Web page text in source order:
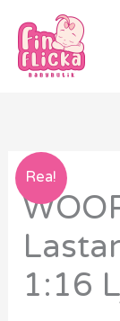
innehåll
Rea!
1:16
WOOPIE
Grävmaskin
Konstruktion
1:16